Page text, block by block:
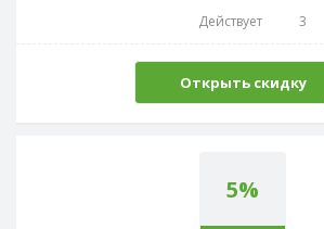
Действует 3
Открыть скидку
5%